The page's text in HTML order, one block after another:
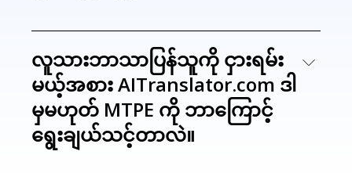
လူသားဘာသာပြန်သူကို ငှားရမ်း
မယ့်အစား AITranslator.com ဒါ
မှမဟုတ် MTPE ကို ဘာကြောင့်
ရွေးချယ်သင့်တာလဲ။